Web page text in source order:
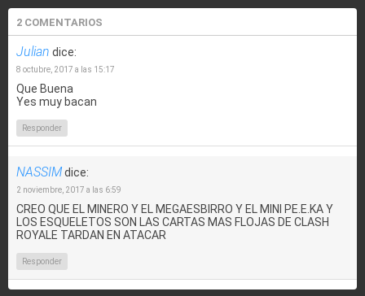
2 COMENTARIOS
Julian dice:
8 octubre, 2017 a las 15:17
Que Buena
Yes muy bacan
Responder
NASSIMdice:
2 noviembre, 2017 a las 6:59
CREO QUE EL MINERO Y EL MEGAESBIRRO Y EL MINI PE.E.KA Y
LOS ESQUELETOS SON LAS CARTAS MAS FLOJAS DE CLASH
ROYALE TARDAN EN ATACAR
Responder